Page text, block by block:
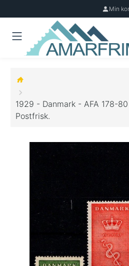
Min
1929 - Danmark - AFA 178-
Postfrisk.